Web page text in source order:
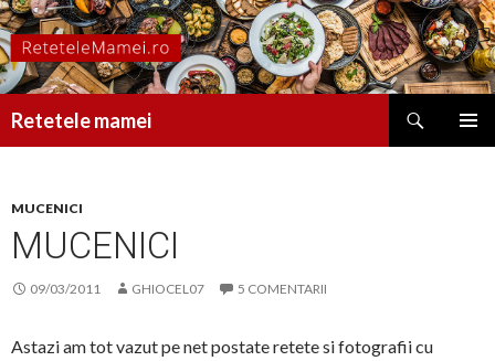
Retetele mamei
MUCENICI
MUCENICI
09/03/2011 GHIOCEL07 5 COMENTARII
Astazi am tot vazut pe net postate retete si fotografii cu